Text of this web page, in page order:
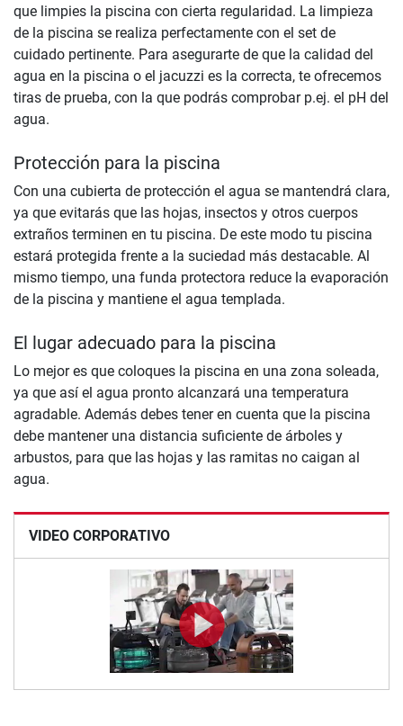
VIDEO CORPORATIVO
que limpies la piscina con cierta regularidad. La limpieza
de la piscina se realiza perfectamente con el set de
cuidado pertinente. Para asegurarte de que la calidad del
agua en la piscina o el jacuzzi es la correcta, te ofrecemos
tiras de prueba, con la que podrás comprobar p.ej. el pH del
agua.
Protección para la piscina
Con una cubierta de protección el agua se mantendrá clara,
ya que evitarás que las hojas, insectos y otros cuerpos
extraños terminen en tu piscina. De este modo tu piscina
estará protegida frente a la suciedad más destacable. Al
mismo tiempo, una funda protectora reduce la evaporación
de la piscina y mantiene el agua templada.
El lugar adecuado para la piscina
Lo mejor es que coloques la piscina en una zona soleada,
ya que así el agua pronto alcanzará una temperatura
agradable. Además debes tener en cuenta que la piscina
debe mantener una distancia suficiente de árboles y
arbustos, para que las hojas y las ramitas no caigan al
agua.